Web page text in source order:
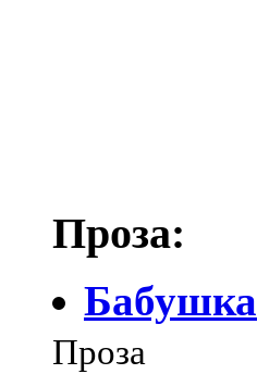
Проза:
Бабушка
Проза